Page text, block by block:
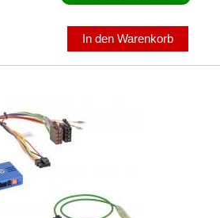
In den Warenkorb